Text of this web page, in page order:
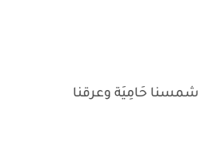
شمسنا حَامِيَة وعرقنا